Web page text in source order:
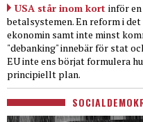
USA står inom kort inför
betalsystemen. En reform i
ekonomin samt inte minst
"debanking" innebär för stat
EU inte ens börjat formulera
principiellt plan.